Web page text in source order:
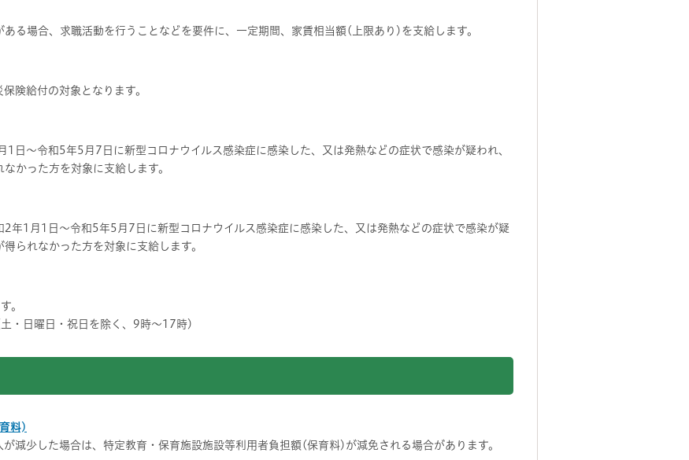
る場合、求職活動を行うことなどを要件に、一定期間、家賃相当額(上限あり)を支給します。
険給付の対象となります。
1日～令和5年5月7日に新型コロナウイルス感染症に感染した、又は発熱などの症状で感染が疑われ、
かった方を対象に支給します。
年1月1日～令和5年5月7日に新型コロナウイルス感染症に感染した、又は発熱などの症状で感染が疑
られなかった方を対象に支給します。
。
日曜日・祝日を除く、9時～17時)
料)
が減少した場合は、特定教育・保育施設施設等利用者負担額(保育料)が減免される場合があります。